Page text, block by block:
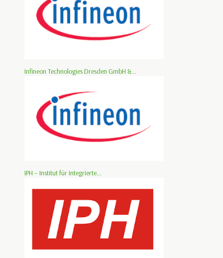
Infineon Technologies Dresden GmbH &...
IPH – Institut für Integrierte...